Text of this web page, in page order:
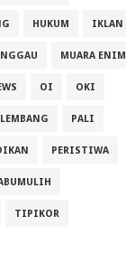
HUKUM IKLAN
MUARA ENIM
OI OKI
PALI
PERISTIWA
TIPIKOR